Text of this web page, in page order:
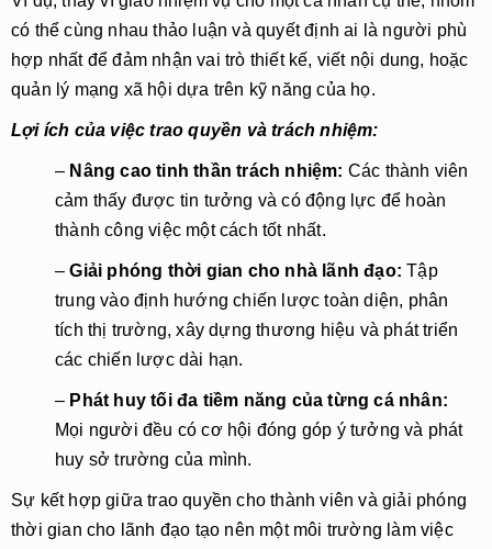
có thể cùng nhau thảo luận và quyết định ai là người phù
hợp nhất để đảm nhận vai trò thiết kế, viết nội dung, hoặc
quản lý mạng xã hội dựa trên kỹ năng của họ.
Lợi ích của việc trao quyền và trách nhiệm:
– Nâng cao tinh thần trách nhiệm: Các thành viên
cảm thấy được tin tưởng và có động lực để hoàn
thành công việc một cách tốt nhất.
–Giải phóng thời gian cho nhà lãnh đạo: Tập
trung vào định hướng chiến lược toàn diện, phân
tích thị trường, xây dựng thương hiệu và phát triển
các chiến lược dài hạn.
– Phát huy tối đa tiềm năng của từng cá nhân:
Mọi người đều có cơ hội đóng góp ý tưởng và phát
huy sở trường của mình.
Sự kết hợp giữa trao quyền cho thành viên và giải phóng
thời gian cho lãnh đạo tạo nên một môi trường làm việc